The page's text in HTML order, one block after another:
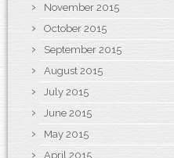
November 2015
October 2015
September 2015
August 2015
July 2015
June 2015
May 2015
April 2015